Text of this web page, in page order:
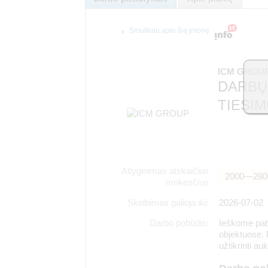
ICM
2026-07-02
Ieškome
objektuose.
užtikrinti
Smulkiau apie šią įmonę